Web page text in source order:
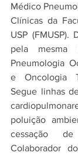
Médico
Clínicas da
USP (FMUSP).
pela mesma
Pneumologia
e Oncologia
Segue linhas
poluição
cessação
Colaborador